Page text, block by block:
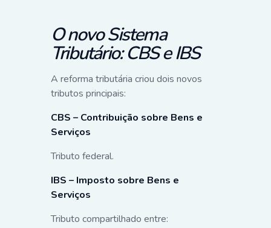
O novo Sistema
Tributário: CBS e IBS
A reforma tributária criou dois novos
tributos principais:
CBS – Contribuição sobre Bens e
Serviços
Tributo federal.
IBS – Imposto sobre Bens e
Serviços
Tributo compartilhado entre: